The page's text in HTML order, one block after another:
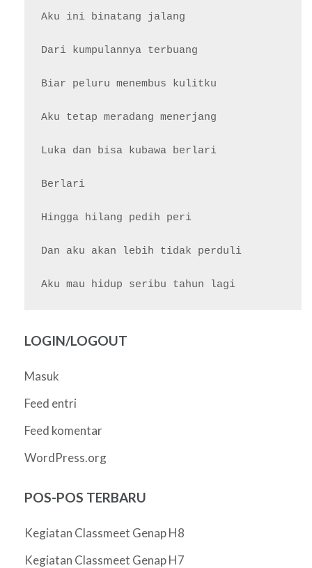
Aku ini binatang jalang
Dari kumpulannya terbuang
Biar peluru menembus kulitku
Aku tetap meradang menerjang
Luka dan bisa kubawa berlari
Berlari
Hingga hilang pedih peri
Dan aku akan lebih tidak perduli
LOGIN/LOGOUT
Masuk
Feed entri
Feed komentar
WordPress.org
POS-POS TERBARU
Kegiatan Classmeet Genap H8
Kegiatan Classmeet Genap H7